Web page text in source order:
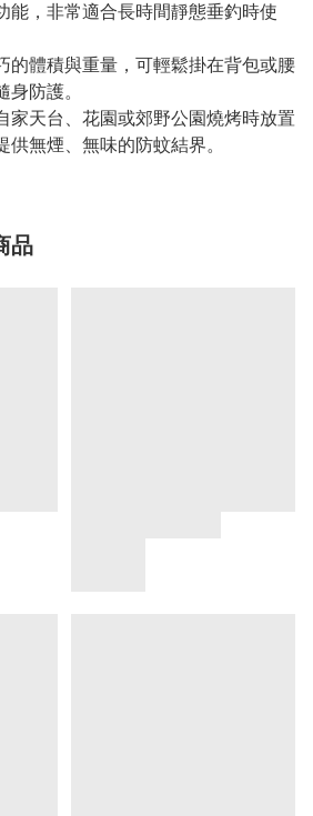
能，非常適合長時間靜態垂釣時使
的體積與重量，可輕鬆掛在背包或腰
防護。
家天台、花園或郊野公園燒烤時放置
無煙、無味的防蚊結界。
品